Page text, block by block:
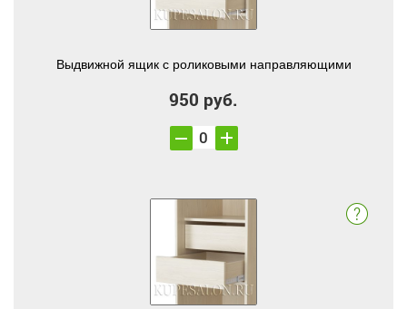
Выдвижной ящик с роликовыми направляющими
950 руб.